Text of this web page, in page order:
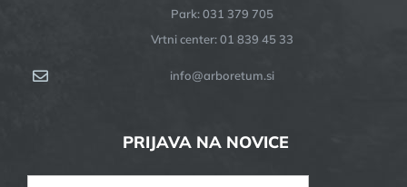
Park: 031 379 705
Vrtni center: 01 839 45 33
info@arboretum.si
PRIJAVA NA NOVICE